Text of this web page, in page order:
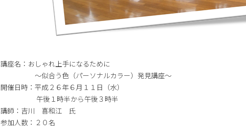
講座名：おしゃれ上手になるために
～似合う色（パーソナルカラー）発見講座～
開催日時：平成２６年６月１１日（水）
午後１時半から午後３時半
講師：吉川 喜和江 氏
参加人数：２０名